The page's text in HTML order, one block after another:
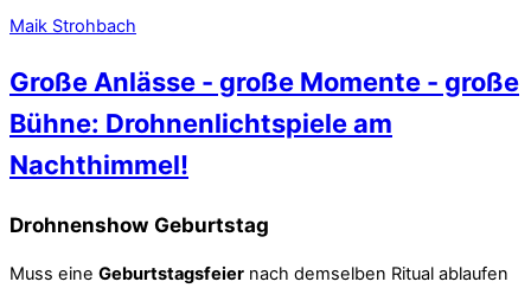
Maik Strohbach
Große Anlässe - große Momente - große
Bühne: Drohnenlichtspiele am
Nachthimmel!
Drohnenshow Geburtstag
Muss eine Geburtstagsfeier nach demselben Ritual ablaufen